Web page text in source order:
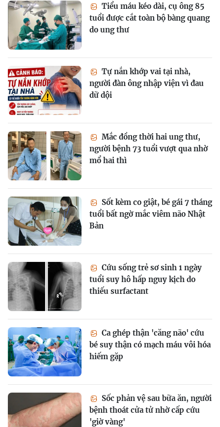
Tiểu máu kéo dài, cụ ông 85
tuổi được cắt toàn bộ bàng quang
do ung thư
Tự nắn khớp vai tại nhà,
người đàn ông nhập viện vì đau
dữ dội
Mắc đồng thời hai ung thư,
người bệnh 73 tuổi vượt qua nhờ
mổ hai thì
Sốt kèm co giật, bé gái 7 tháng
tuổi bất ngờ mắc viêm não Nhật
Bản
Cứu sống trẻ sơ sinh 1 ngày
tuổi suy hô hấp nguy kịch do
thiếu surfactant
Ca ghép thận 'căng não' cứu
bé suy thận có mạch máu vôi hóa
hiếm gặp
Sốc phản vệ sau bữa ăn, người
bệnh thoát cửa tử nhờ cấp cứu
'giờ vàng'